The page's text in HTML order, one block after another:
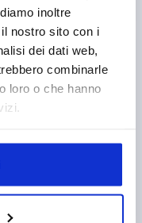
inoltre
nostro sito con i
dei dati web,
combinarle
loro o che hanno